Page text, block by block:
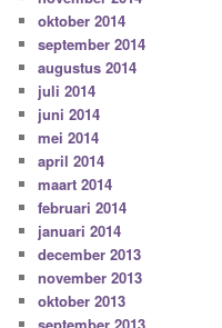
oktober 2014
september 2014
augustus 2014
juli 2014
juni 2014
mei 2014
april 2014
maart 2014
februari 2014
januari 2014
december 2013
november 2013
oktober 2013